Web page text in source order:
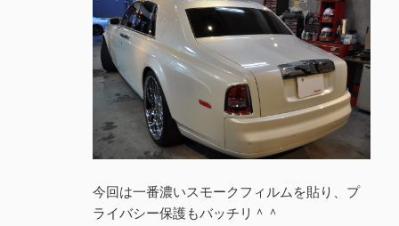
今回は一番濃いスモークフィルムを貼り、プ
ライバシー保護もバッチリ＾＾